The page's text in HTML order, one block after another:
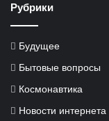
Рубрики
Будущее
Бытовые вопросы
Космонавтика
Новости интернета